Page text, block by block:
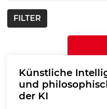
FILTER
Künstliche
und
der KI